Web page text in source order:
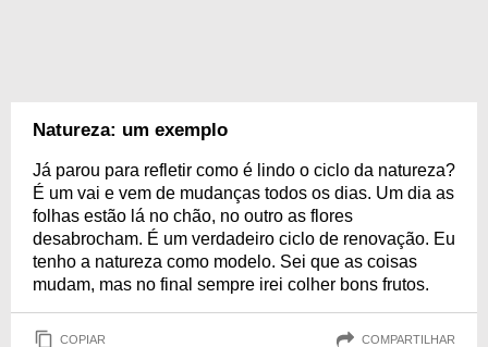
Natureza: um exemplo
Já parou para refletir como é lindo o ciclo da natureza?
É um vai e vem de mudanças todos os dias. Um dia as
folhas estão lá no chão, no outro as flores
desabrocham. É um verdadeiro ciclo de renovação. Eu
tenho a natureza como modelo. Sei que as coisas
mudam, mas no final sempre irei colher bons frutos.
COPIAR COMPARTILHAR